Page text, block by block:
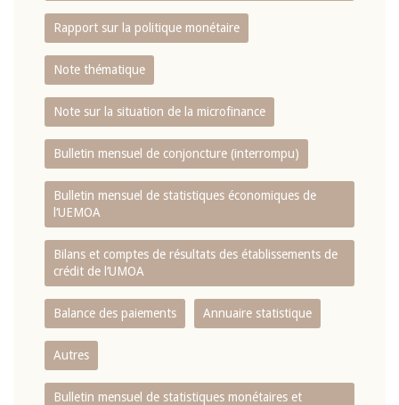
Rapport sur la politique monétaire
Note thématique
Note sur la situation de la microfinance
Bulletin mensuel de conjoncture (interrompu)
Bulletin mensuel de statistiques économiques de
l‘UEMOA
Bilans et comptes de résultats des établissements de
crédit de l‘UMOA
Balance des paiements Annuaire statistique
Autres
Bulletin mensuel de statistiques monétaires et